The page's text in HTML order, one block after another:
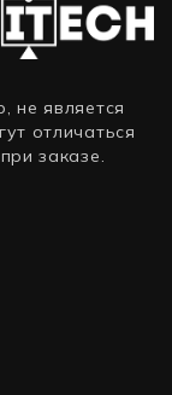
не является
отличаться
заказе.